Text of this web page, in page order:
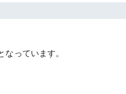
なっています。